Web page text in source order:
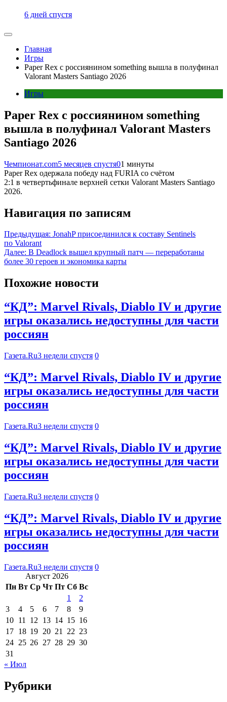
6 дней спустя
Главная
Игры
Paper Rex с россиянином something вышла в полуфинал
Valorant Masters Santiago 2026
Игры
Paper Rex с россиянином something
вышла в полуфинал Valorant Masters
Santiago 2026
Чемпионат.com5 месяцев спустя01 минуты
Paper Rex одержала победу над FURIA со счётом
2:1 в четвертьфинале верхней сетки Valorant Masters Santiago
2026.
Навигация по записям
Предыдущая: JonahP присоединился к составу Sentinels
по Valorant
Далее: В Deadlock вышел крупный патч — переработаны
более 30 героев и экономика карты
Похожие новости
“КД”: Marvel Rivals, Diablo IV и другие
игры оказались недоступны для части
россиян
Газета.Ru3 недели спустя 0
“КД”: Marvel Rivals, Diablo IV и другие
игры оказались недоступны для части
россиян
Газета.Ru3 недели спустя 0
“КД”: Marvel Rivals, Diablo IV и другие
игры оказались недоступны для части
россиян
Газета.Ru3 недели спустя 0
“КД”: Marvel Rivals, Diablo IV и другие
игры оказались недоступны для части
россиян
Газета.Ru3 недели спустя 0
Август 2026
Пн Вт Ср Чт Пт Сб Вс
1
2
3
4 5 6 7 8
9
10 11 12 13 14 15 16
17 18 19 20 21 22 23
24 25 26 27 28 29 30
31
« Июл
Рубрики